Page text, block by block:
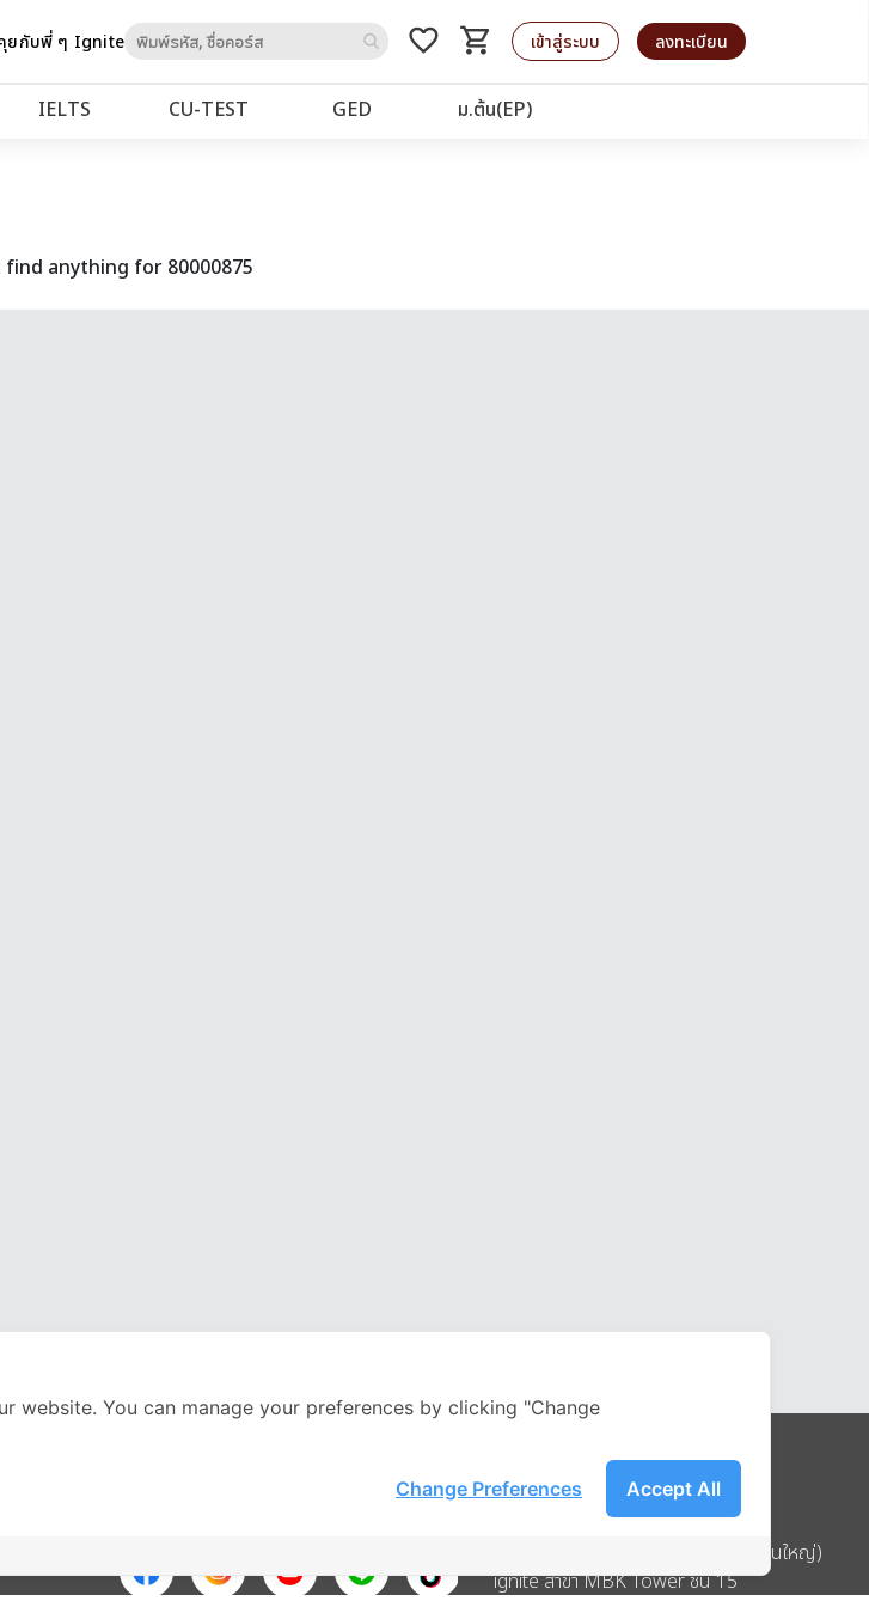
ยกับพี่ ๆ Igniteto
favorite_border shopping_cart
รถเข็น เข้าสู่ระบบ ลงทะเบียน
IELTS CU‑TEST GED ม.ต้น(EP)
anything for 80000875
Address
บริษัท อิกไนท์ เอ สตาร์ จำกัด (สำนักงานใหญ่)
ignite สาขา MBK Tower ชั้น 15
website. You can manage your preferences by clicking "Change
Accept All
Change Preferences